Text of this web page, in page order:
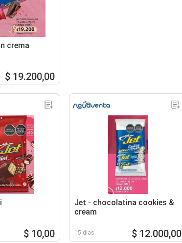
crema
$ 19.200,00
$ 10,00
Jet - chocolatina cookies &
cream
15 días $ 12.000,00